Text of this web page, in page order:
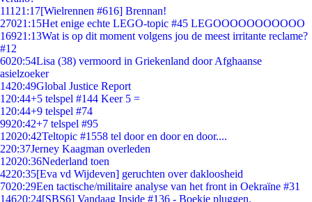
111 21:17[Wielrennen #616] Brennan!
27021:15Het enige echte LEGO-topic #45 LEGOOOOOOOOOOO
16921:13Wat is op dit moment volgens jou de meest irritante reclame?
#12
6020:54Lisa (38) vermoord in Griekenland door Afghaanse
asielzoeker
1420:49Global Justice Report
1 20:44+5 telspel #144 Keer 5 =
1 20:44+9 telspel #74
9920:42+7 telspel #95
12020:42Teltopic #1558 tel door en door en door....
220:37Jerney Kaagman overleden
12020:36Nederland toen
4220:35[Eva vd Wijdeven] geruchten over dakloosheid
7020:29Een tactische/militaire analyse van het front in Oekraïne #31
14620:24[SBS6] Vandaag Inside #136 - Boekje pluggen.